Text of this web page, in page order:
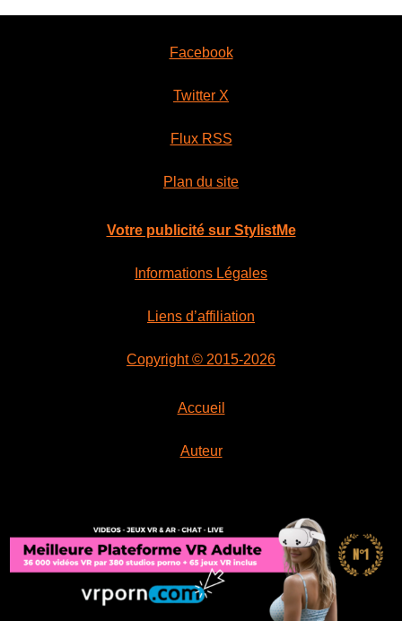
Facebook
Twitter X
Flux RSS
Plan du site
Votre publicité sur StylistMe
Informations Légales
Liens d’affiliation
Copyright © 2015-2026
Accueil
Auteur